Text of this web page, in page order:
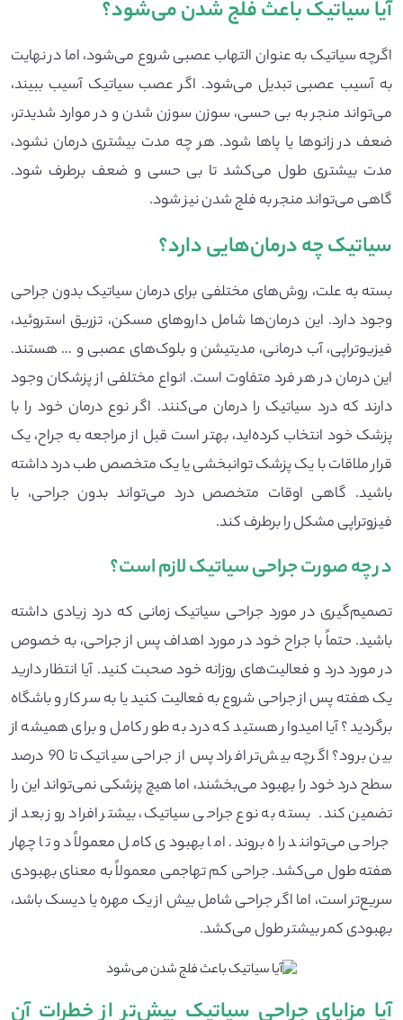
آیا سیاتیک باعث فلج شدن می‌شود؟
اگرچه سیاتیک به عنوان التهاب عصبی شروع می‌شود، اما در نهایت
به آسیب عصبی تبدیل می‌شود. اگر عصب سیاتیک آسیب ببیند،
می‌تواند منجر به بی حسی، سوزن سوزن شدن و در موارد شدیدتر،
ضعف در زانوها یا پاها شود. هر چه مدت بیشتری درمان نشود،
مدت بیشتری طول می‌کشد تا بی حسی و ضعف برطرف شود.
گاهی می‌تواند منجر به فلج شدن نیز شود.
سیاتیک چه درمان‌هایی دارد؟
بسته به علت، روش‌های مختلفی برای درمان سیاتیک بدون جراحی
وجود دارد. این درمان‌ها شامل داروهای مسکن، تزریق استروئید،
فیزیوتراپی، آب درمانی، مدیتیشن و بلوک‌های عصبی و … هستند.
این درمان در هر فرد متفاوت است. انواع مختلفی از پزشکان وجود
دارند که درد سیاتیک را درمان می‌کنند. اگر نوع درمان خود را با
پزشک خود انتخاب کرده‌اید، بهتر است قبل از مراجعه به جراح، یک
قرار ملاقات با یک پزشک توانبخشی یا یک متخصص طب درد داشته
باشید. گاهی اوقات متخصص درد می‌تواند بدون جراحی، با
فیزوتراپی مشکل را برطرف کند.
در چه صورت جراحی سیاتیک لازم است؟
تصمیم‌گیری در مورد جراحی سیاتیک زمانی که درد زیادی داشته
باشید. حتماً با جراح خود در مورد اهداف پس از جراحی، به خصوص
در مورد درد و فعالیت‌های روزانه خود صحبت کنید. آیا انتظار دارید
یک هفته پس از جراحی شروع به فعالیت کنید یا به سر کار و باشگاه
برگردید؟ آیا امیدوار هستید که درد به طور کامل و برای همیشه از
بین برود؟ اگرچه بیش‌تر افراد پس از جراحی سیاتیک تا 90 درصد
سطح درد خود را بهبود می‌بخشند، اما هیچ پزشکی نمی‌تواند این را
تضمین کند. بسته به نوع جراحی سیاتیک، بیشتر افراد روز بعد از
جراحی می‌توانند راه بروند. اما بهبودی کامل معمولاً دو تا چهار
هفته طول می‌کشد. جراحی کم تهاجمی معمولاً به معنای بهبودی
سریع‌تر است، اما اگر جراحی شامل بیش از یک مهره یا دیسک باشد،
بهبودی کمر بیشتر طول می‌کشد.
آیا مزایای جراحی سیاتیک بیشتر از خطرات آن